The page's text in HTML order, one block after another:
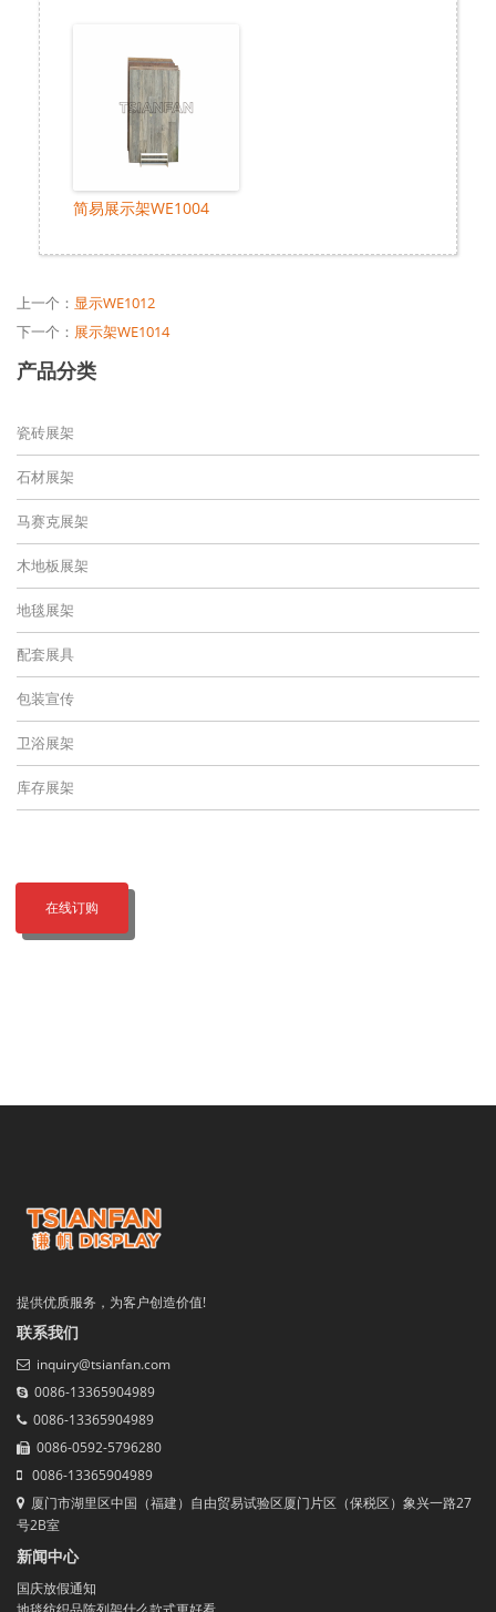
简易展示架WE1004
上一个： 显示WE1012
下一个： 展示架WE1014
产品分类
瓷砖展架
石材展架
马赛克展架
木地板展架
地毯展架
配套展具
包装宣传
卫浴展架
库存展架
在线订购
提供优质服务，为客户创造价值!
联系我们
inquiry@tsianfan.com
0086-13365904989
0086-13365904989
0086-0592-5796280
0086-13365904989
厦门市湖里区中国（福建）自由贸易试验区厦门片区（保税区）象兴一路27
号2B室
新闻中心
国庆放假通知